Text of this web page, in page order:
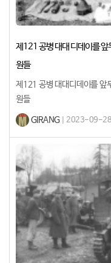
제121 공병 대대 디데이를
원들
제121 공병 대대디데이를 앞
원들​
GIRANG | 2023-09-